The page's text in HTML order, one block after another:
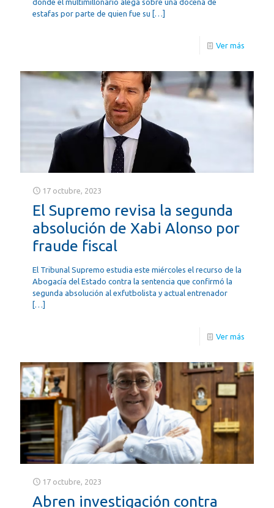
donde el multimillonario alega sobre una docena de
estafas por parte de quien fue su […]
Ver más
17 octubre, 2023
El Supremo revisa la segunda
absolución de Xabi Alonso por
fraude fiscal
El Tribunal Supremo estudia este miércoles el recurso de la
Abogacía del Estado contra la sentencia que confirmó la
segunda absolución al exfutbolista y actual entrenador
[…]
Ver más
17 octubre, 2023
Abren investigación contra